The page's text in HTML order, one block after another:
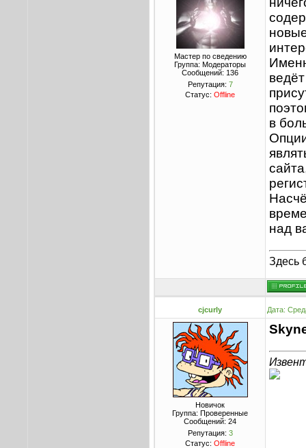
Мастер по сведению
Группа: Модераторы
Сообщений: 136
Репутация: 7
Статус: Offline
в
над
Здесь
cjcurly Дата:
Новичок
Группа: Проверенные
Сообщений: 24
Репутация: 3
Статус: Offline